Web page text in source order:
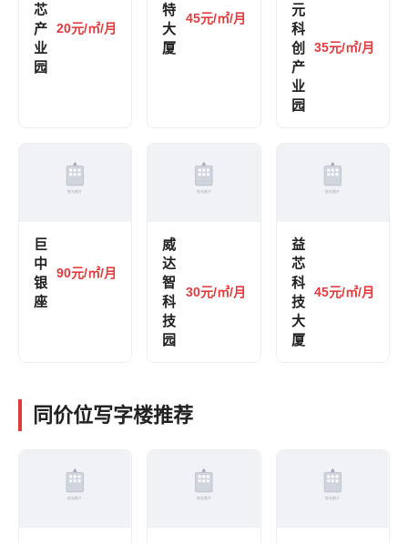
芯
产
业
园
20元/㎡/月
特
大
厦
45元/㎡/月
元
科
创
产
业
园
35元/㎡/月
巨
中
银
座
90元/㎡/月
威
达
智
科
技
园
30元/㎡/月
益
芯
科
技
大
厦
45元/㎡/月
同价位写字楼推荐